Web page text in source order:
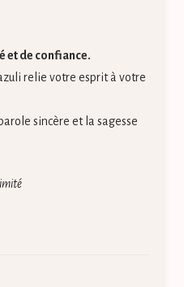
et de confiance.
relie votre esprit à votre
sincère et la sagesse